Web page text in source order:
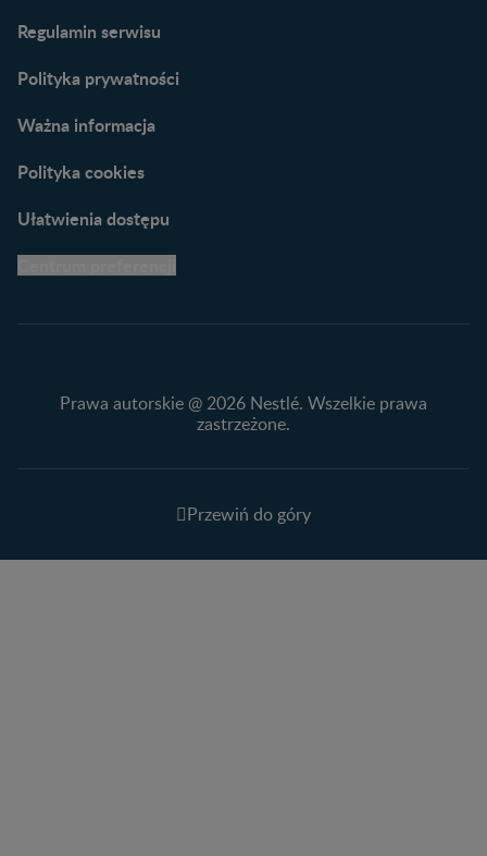
praktyczne wskazówki
Regulamin serwisu
Polityka prywatności
Ważna informacja
Polityka cookies
Ułatwienia dostępu
Prawa autorskie @ 2026 Nestlé. Wszelkie prawa
zastrzeżone.
Przewiń do góry